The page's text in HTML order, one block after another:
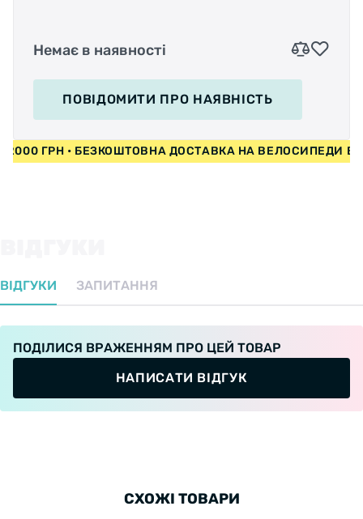
Немає в наявності
ПОВІДОМИТИ ПРО НАЯВНІСТЬ
2000 ГРН • БЕЗКОШТОВНА ДОСТАВКА НА ВЕЛОСИПЕДИ
ВІДГУКИ ЗАПИТАННЯ
ПОДІЛИСЯ ВРАЖЕННЯМ ПРО ЦЕЙ ТОВАР
НАПИСАТИ ВІДГУК
СХОЖІ ТОВАРИ